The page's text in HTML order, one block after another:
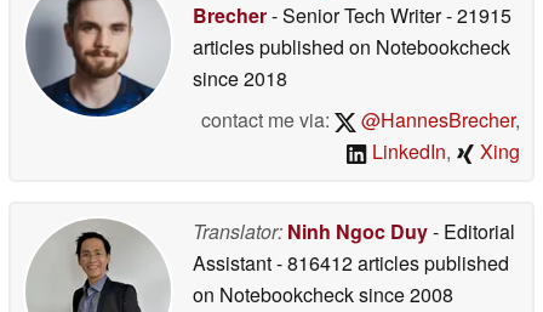
Brecher- Senior Tech Writer- 21915
articles published on Notebookcheck
since 2018
contact me via:
@HannesBrecher,
LinkedIn, Xing
Translator: Ninh Ngoc Duy- Editorial
Assistant- 816412 articles published
on Notebookchecksince 2008